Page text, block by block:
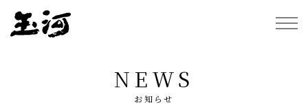
NEWS
お知らせ